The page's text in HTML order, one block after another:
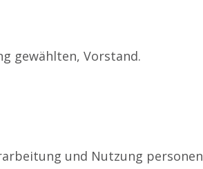
gewählten, Vorstand.
und Nutzung